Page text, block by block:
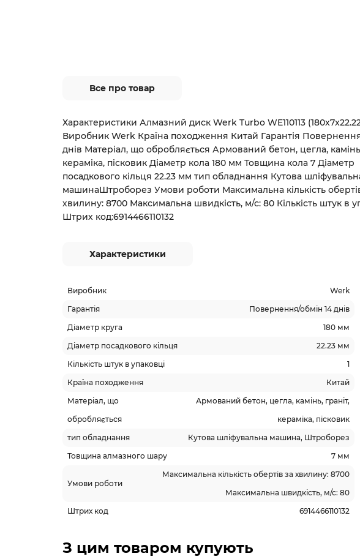
Все про товар
Характеристики Алмазний диск Werk Turbo WE110113
Виробник Werk Країна походження Китай Гарантія
днів Матеріал, що обробляється Армований бетон, цегла,
кераміка, пісковик Діаметр кола 180 мм Товщина кола 7 Діаметр
посадкового кільця 22.23 мм тип обладнання Кутова
машинаШтроборез Умови роботи Максимальна кількість
хвилину: 8700 Максимальна швидкість, м/с: 80 Кількість штук в
Штрих код:6914466110132
Характеристики
Виробник
Werk
Гарантія
Повернення/обмін 14 днів
Діаметр круга
180 мм
Діаметр посадкового кільця
22.23 мм
Кількість штук в упаковці
1
Країна походження
Китай
Матеріал, що
обробляється
Армований бетон, цегла, камінь, граніт,
кераміка, пісковик
тип обладнання
Кутова шліфувальна машина, Штроборез
Товщина алмазного шару
7 мм
Умови роботи
Максимальна кількість обертів за хвилину: 8700
Максимальна швидкість, м/с: 80
Штрих код
6914466110132
З цим товаром купують